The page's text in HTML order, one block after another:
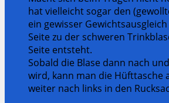
hat vielleicht sogar den
ein gewisser
Seite zu der schweren
Seite entsteht.
Sobald die Blase dann nach
wird, kann man die Hüfttasche
weiter nach links in den